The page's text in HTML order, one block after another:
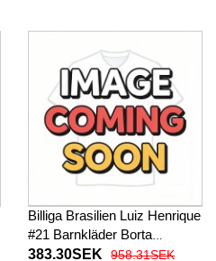
byxor)
Billiga Brasilien Luiz Henrique
#21 Barnkläder Borta
fotbollskläder till baby VM
383.30SEK 958.31SEK